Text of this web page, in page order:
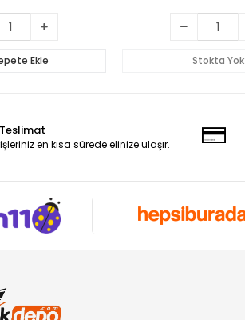
Ekle Stokta Yok
Teslimat
en kısa sürede elinize ulaşır.